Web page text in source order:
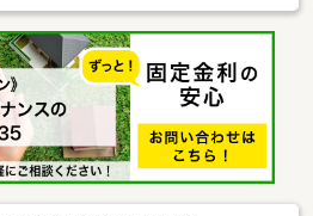
で、冬も暖かく快適です●暖房はガ
ハイブリッド仕様です ●エアコン・
など設置済み ●窓が多く吹き抜けも
明るいお家です ●大きな公園の「豊
「豊幌」駅徒歩9分●家の目の前が
配もありません